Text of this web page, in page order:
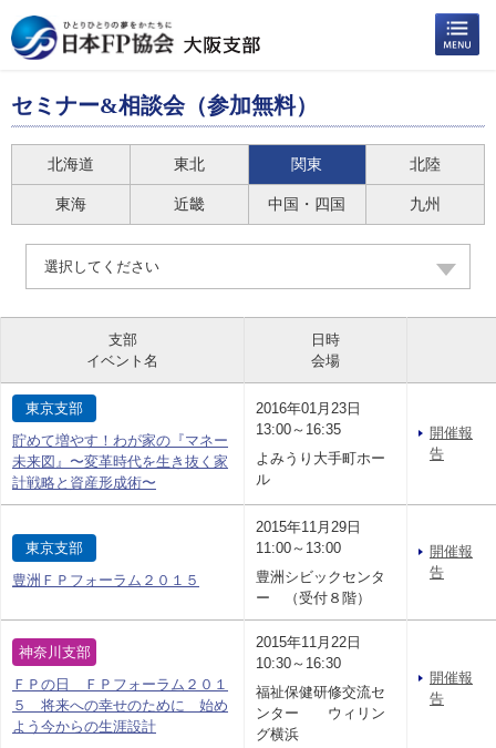
セミナー&相談会（参加無料）
北海道 東北 関東 北陸
東海 近畿 中国・四国 九州
選択してください
支部
イベント名
日時
会場
東京支部
貯めて増やす！わが家の『マネー
未来図』〜変革時代を生き抜く家
計戦略と資産形成術〜
2016年01月23日
13:00～16:35
よみうり大手町ホー
ル
開催報
告
東京支部
豊洲ＦＰフォーラム２０１５
2015年11月29日
11:00～13:00
豊洲シビックセンタ
ー （受付８階）
開催報
告
神奈川支部
ＦＰの日 ＦＰフォーラム２０１
５ 将来への幸せのために 始め
よう今からの生涯設計
2015年11月22日
10:30～16:30
福祉保健研修交流セ
ンター ウィリン
グ横浜
開催報
告